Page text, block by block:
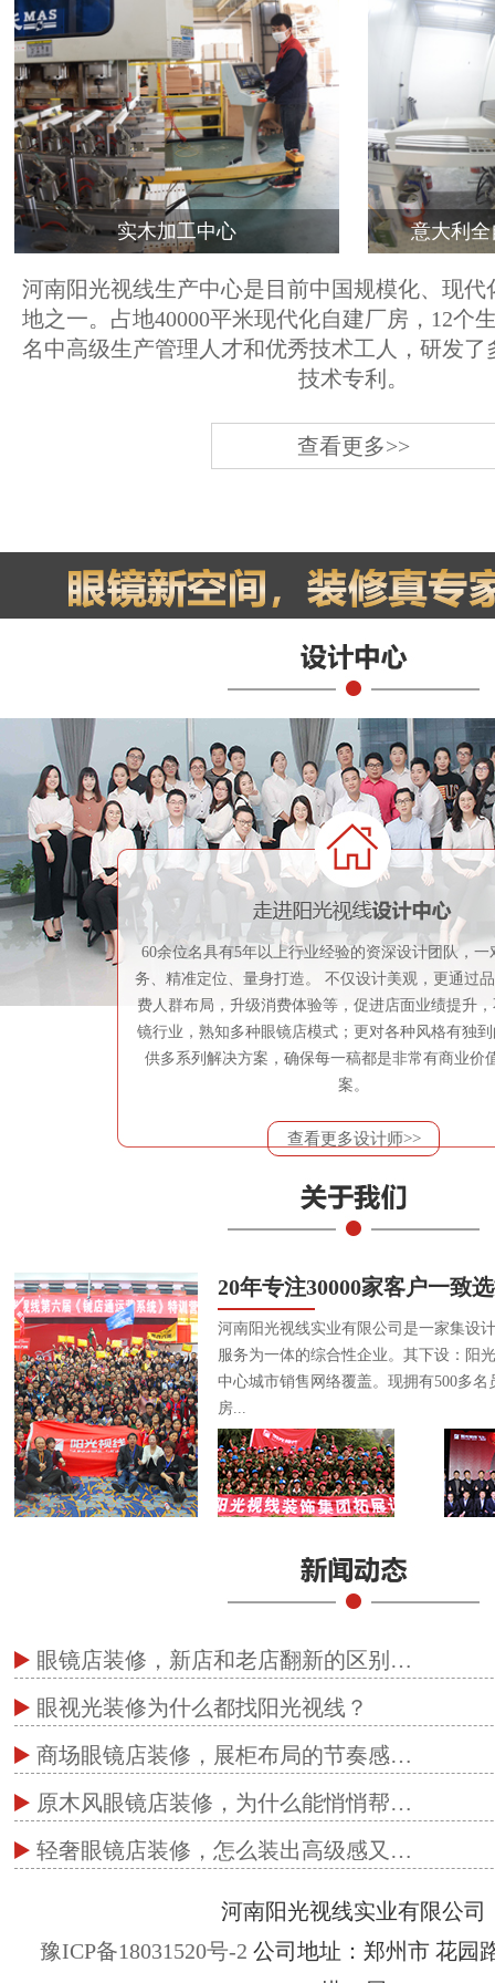
实木加工中心 意大利
河南阳光视线生产中心是目前中国规模化、现代
地之一。占地40000平米现代化自建厂房，12个
名中高级生产管理人才和优秀技术工人，研发了
技术专利。
查看更多>>
60余位名具有5年以上行业经验的资深设计团队，一
务、精准定位、量身打造。 不仅设计美观，更通过
费人群布局，升级消费体验等，促进店面业绩提升
镜行业，熟知多种眼镜店模式；更对各种风格有独
供多系列解决方案，确保每一稿都是非常有商业价
案。
查看更多设计师>>
20年专注30000家客户一致
河南阳光视线实业有限公司是一家集设
服务为一体的综合性企业。其下设：阳
中心城市销售网络覆盖。现拥有500多
房...
眼镜店装修，新店和老店翻新的区别…
眼视光装修为什么都找阳光视线？
商场眼镜店装修，展柜布局的节奏感…
原木风眼镜店装修，为什么能悄悄帮…
轻奢眼镜店装修，怎么装出高级感又…
河南阳光视线实业有限公司
豫ICP备18031520号-2 公司地址：郑州市 花园